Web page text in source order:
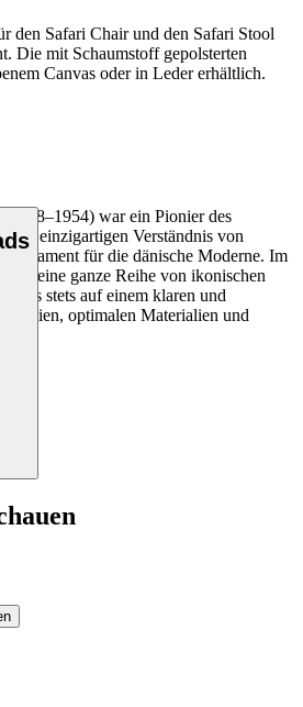
den Safari Chair und den Safari Stool
Die mit Schaumstoff gepolsterten
Canvas oder in Leder erhältlich.
war ein Pionier des
einzigartigen Verständnis von
Fundament für die dänische Moderne. Im
er eine ganze Reihe von ikonischen
stets auf einem klaren und
Linien, optimalen Materialien und